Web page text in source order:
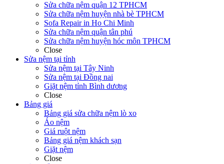
Sửa chữa nệm quận 12 TPHCM
Sửa chữa nệm huyện nhà bè TPHCM
Sofa Repair in Ho Chi Minh
Sửa chữa nệm quận tân phú
Sửa chữa nệm huyện hóc môn TPHCM
Close
Sửa nệm tại tỉnh
Sửa nệm tại Tây Ninh
Sửa nệm tại Đồng nai
Giặt nệm tỉnh Bình dương
Close
Bảng giá
Bảng giá sửa chữa nệm lò xo
Áo nệm
Giá ruột nệm
Bảng giá nệm khách sạn
Giặt nệm
Close